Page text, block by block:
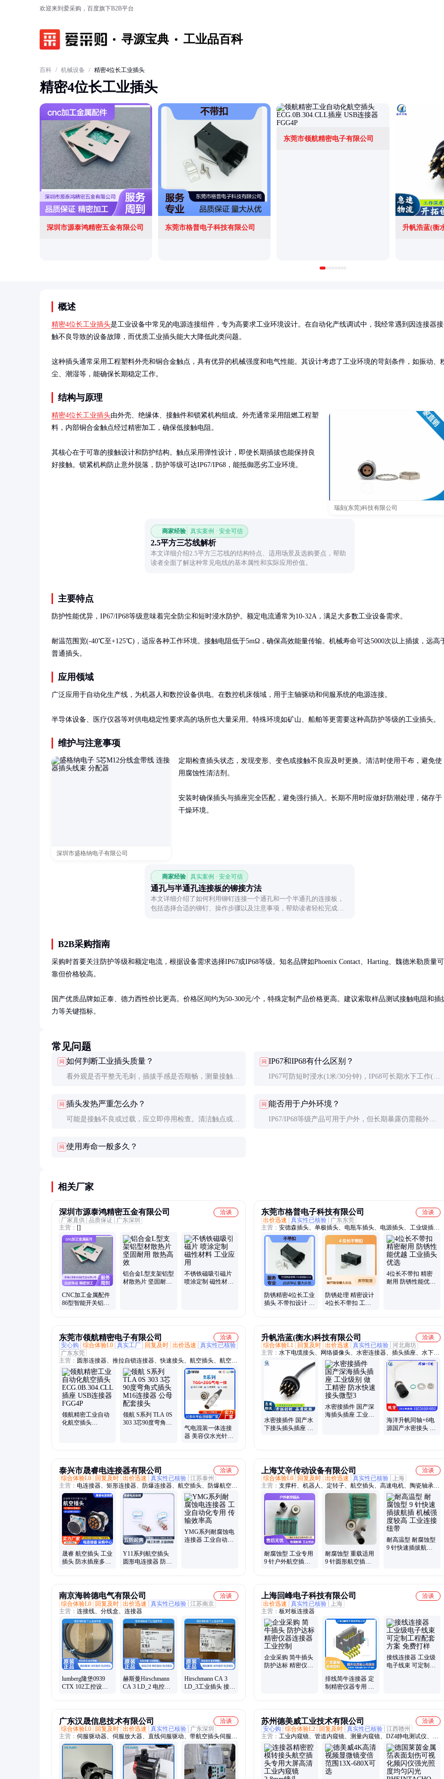
欢迎来到爱采购，百度旗下B2B平台
寻源宝典 工业品百科
百科 / 机械设备 / 精密4位长工业插头
精密4位长工业插头
深圳市源泰鸿精密五金有限公司 东莞市格普电子科技有限公司
东莞市领航精密电子有限公司
升帆浩蓝(衡
概述
精密4位长工业插头是工业设备中常见的电源连接组件，专为高要求工业环境设计。在自动化产线调试中，我经常遇到因连接器接
触不良导致的设备故障，而优质工业插头能大大降低此类问题。
这种插头通常采用工程塑料外壳和铜合金触点，具有优异的机械强度和电气性能。其设计考虑了工业环境的苛刻条件，如振动、
尘、潮湿等，能确保长期稳定工作。
结构与原理
瑞刻(东莞)科技有限公司
精密4位长工业插头由外壳、绝缘体、接触件和锁紧机构组成。外壳通常采用阻燃工程塑
料，内部铜合金触点经过精密加工，确保低接触电阻。
其核心在于可靠的接触设计和防护结构。触点采用弹性设计，即使长期插拔也能保持良
好接触。锁紧机构防止意外脱落，防护等级可达IP67/IP68，能抵御恶劣工业环境。
商家经验 真实案例 · 安全可信
2.5平方三芯线解析
本文详细介绍2.5平方三芯线的结构特点、适用场景及选购要点，帮助
读者全面了解这种常见电线的基本属性和实际应用价值。
主要特点
防护性能优异，IP67/IP68等级意味着完全防尘和短时浸水防护。额定电流通常为10-32A，满足大多数工业设备需求。
耐温范围宽(-40℃至+125℃)，适应各种工作环境。接触电阻低于5mΩ，确保高效能量传输。机械寿命可达5000次以上插拔，远高
普通插头。
应用领域
广泛应用于自动化生产线，为机器人和数控设备供电。在数控机床领域，用于主轴驱动和伺服系统的电源连接。
半导体设备、医疗仪器等对供电稳定性要求高的场所也大量采用。特殊环境如矿山、船舶等更需要这种高防护等级的工业插头。
维护与注意事项
深圳市盛格纳电子有限公司
定期检查插头状态，发现变形、变色或接触不良应及时更换。清洁时使用干布，避免使
用腐蚀性清洁剂。
安装时确保插头与插座完全匹配，避免强行插入。长期不用时应做好防潮处理，储存于
干燥环境。
商家经验 真实案例 · 安全可信
通孔与半通孔连接板的铆接方法
本文详细介绍了如何利用铆钉连接一个通孔和一个半通孔的连接板，
包括选择合适的铆钉、操作步骤以及注意事项，帮助读者轻松完成连
B2B采购指南
采购时首要关注防护等级和额定电流，根据设备需求选择IP67或IP68等级。知名品牌如Phoenix Contact、Harting、魏德米勒质量可
靠但价格较高。
国产优质品牌如正泰、德力西性价比更高。价格区间约为50-300元/个，特殊定制产品价格更高。建议索取样品测试接触电阻和插
力等关键指标。
常见问题
问 如何判断工业插头质量？
看外观是否平整无毛刺，插拔手感是否顺畅，测量接触电
问 IP67和IP68有什么区别？
IP67可防短时浸水(1米/30分钟)，IP68可长期水下工作(深
问 插头发热严重怎么办？
可能是接触不良或过载，应立即停用检查。清洁触点或更
问 能否用于户外环境？
IP67/IP68等级产品可用于户外，但长期暴露仍需额外防
问 使用寿命一般多久？
相关厂家
深圳市源泰鸿精密五金有限公司
洽谈
厂家直供 品质保证
广东深圳
主营： []
CNC加工金属配件
86型智能开关铝合
铝合金L型支架铝型
材散热片 坚固耐用
不锈铁磁吸引磁片
喷涂定制 磁性材料
东莞市格普电子科技有限公司
洽谈
出价迅速
真实性已核验
广东东莞
主营： 安德森插头、单极插头、电瓶车插头、电源插头、工业级插
头、大功率插头、大功率电源插头、电工专用插头、工业专用插头、
高导电工业插头、耐高温工业插头、高尔夫车充电插头、太阳能连接
器、大电流连接器、阻燃工程塑料
防锈精密4位长工业
插头 不带扣设计 耐
防锈处理 精密设计
4位长不带扣 工业
4位长不带扣 精密
耐用 防锈性能优越
东莞市领航精密电子有限公司
洽谈
安心购
综合体验L0 真实工厂 回复及时 出价迅速
真实性已核验
广东东莞
主营： 圆形连接器、推拉自锁连接器、快速接头、航空插头、航空插
头线束、金属连接器、航空插、线束加工、防水连接器、气电一体连
接器、同轴混装连接器
领航精密工业自动
化航空插头
领航 S系列 TLA 0S
303 3芯90度弯角式
气电混装一体连接
器 美容仪水光针手
升帆浩蓝(衡水)科技有限公司
洽谈
综合体验L1
回复及时 出价迅速 真实性已核验 河北廊坊
主营： 水下电缆接头、网络摄像头、水密连接器、插头插座、水下连
接器、水下插拔件、水下照明灯
水密接插件 国产水
下接头插头插座 工
水密接插件 国产深
海插头插座 工业级
海洋升帆同轴+6电
源国产水密接头 工
泰兴市晟睿电连接器有限公司
洽谈
综合体验L0
回复及时 出价迅速 真实性已核验 江苏泰州
主营： 电连接器、矩形连接器、防爆连接器、航空插头、防爆航空插
头、航空插头插座、圆形连接器、电缆接插件、矩形电连接器、圆形
电连接器、多芯圆形电连接器、Y27圆形电连接器、Y11圆形电连接
器、Y50X圆形电连接器、XC圆形电连接器、XCH圆形电连接器、
XCG圆形电连接器、XCE圆形电连接器、线簧连接器、微矩形电连接
器、高速网络圆形电连接器、耐腐蚀电连接器、航空电连接器、防水
圆形电连接器、防水接插件
晟睿 航空插头 工业
插头 防水插座多规
Y11系列航空插头
圆形电连接器 防爆
YMG系列耐腐蚀电
连接器 工业自动化
上海艾辛传动设备有限公司
洽谈
综合体验L0
回复及时 出价迅速 真实性已核验
上海
主营： 支撑杆、机器人、定转子、航空插头、高速电机、陶瓷轴承、
同步电机、电机维修、主轴电机、定子线圈、主轴维修、同步转子、
雾化器电机、万向传动轴、压力测试仪、陶瓷球轴承、复合电主轴、
锥孔清洁器、高速发电机、磨屑电主轴、超低温电机、雕铣电主轴、
高精度机床、误差分析仪
耐腐蚀型 工业专用
9 针户外航空插头
耐腐蚀型 重载适用
9 针圆形航空插头
耐高温型 耐腐蚀型
9 针快速插拔航插
南京海斡德电气有限公司
洽谈
综合体验L0
回复及时 出价迅速 真实性已核验 江苏南京
主营： 连接线、分线盒、连接器
lumberg隆堡0939
CTX 102工控设备
赫斯曼Hirschmann
CA 3 LD_2 电控连
Hirschmann CA 3
LD_3工业插头 接插
上海回峰电子科技有限公司
洽谈
出价迅速
真实性已核验
上海
主营： 板对板连接器
企业采购 简牛插头
防护达标 精密仪器
排线简牛连接器 定
制精密仪器专用 防
接线连接器 工业级
电子线束 可定制工
广东汉晟信息技术有限公司
洽谈
综合体验L0
回复及时 出价迅速 真实性已核验
广东深圳
主营： 伺服驱动器、伺服放大器、直线伺服驱动、带航空插头伺服电
机、多轴伺服驱动、六轴伺服驱动器、四轴伺服驱动器、Profinet伺
服、多轴驱动一体机、智能电批、EtherCAT伺服
苏州德美威工业技术有限公司
洽谈
安心购
综合体验L2 回复及时 真实性已核验 江西赣州
主营： 工业内窥镜、管道内窥镜、测量内窥镜、DZ4静电测试仪、红
外内窥镜、非标内窥镜、转向内窥镜、电控内窥镜、远焦内窥镜、数
显张力计、扭力测试仪、泰勒粗糙度仪、KETT测厚仪、扭矩MES系
统、IMADA测力计、MPO测厚仪、SSD静电测试仪、LZ-373测厚
仪、扭矩管理系统、CK-100张力计、DP静电压测试仪、PHYNIX测